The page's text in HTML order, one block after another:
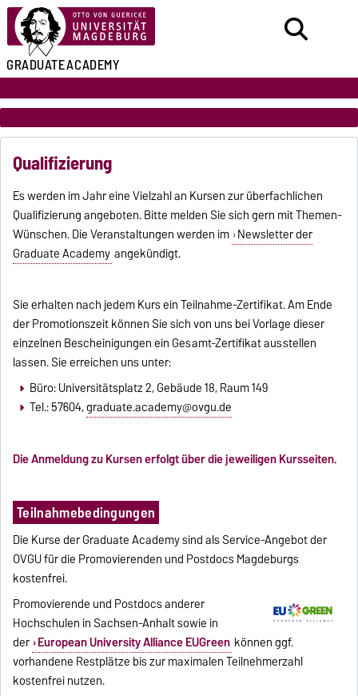
GRADUATEACADEMY
Qualifizierung
Es werden im Jahr eine Vielzahl an Kursen zur überfachlichen
Qualifizierung angeboten. Bitte melden Sie sich gern mit Themen-
Wünschen. Die Veranstaltungen werden im Newsletter der
Graduate Academy angekündigt.
Sie erhalten nach jedem Kurs ein Teilnahme-Zertifikat. Am Ende
der Promotionszeit können Sie sich von uns bei Vorlage dieser
einzelnen Bescheinigungen ein Gesamt-Zertifikat ausstellen
lassen. Sie erreichen uns unter:
Büro: Universitätsplatz 2, Gebäude 18, Raum 149
Tel.: 57604,graduate.academy@ovgu.de
Die Anmeldung zu Kursen erfolgt über die jeweiligen Kursseiten.
Teilnahmebedingungen
Die Kurse der Graduate Academy sind als Service-Angebot der
OVGU für die Promovierenden und Postdocs Magdeburgs
kostenfrei.
Promovierende und Postdocs anderer
Hochschulen in Sachsen-Anhalt sowie in
der European University Alliance EUGreen können ggf.
vorhandene Restplätze bis zur maximalen Teilnehmerzahl
kostenfrei nutzen.